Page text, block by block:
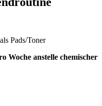
Pads/Toner
Woche anstelle chemischer